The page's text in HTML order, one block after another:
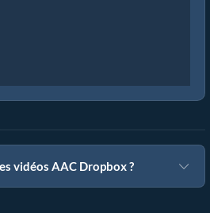
vidéos AAC Dropbox ?